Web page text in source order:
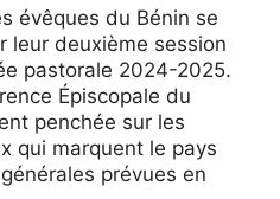
évêques du Bénin se
leur deuxième session
pastorale 2024-2025.
Épiscopale du
penchée sur les
qui marquent le pays
prévues en